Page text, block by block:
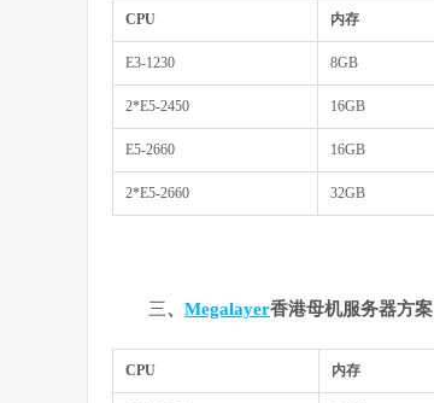
CPU 内存
E3-1230 8GB
2*E5-2450 16GB
E5-2660 16GB
2*E5-2660 32GB
三、 Megalayer香港母机服务器方案
CPU 内存